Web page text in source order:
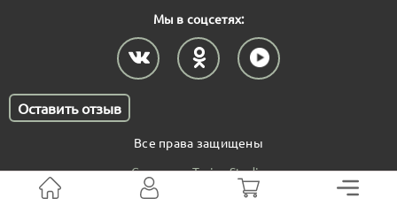
Мы в соцсетях:
Оставить отзыв
Все права защищены
Создано в Terina Studio